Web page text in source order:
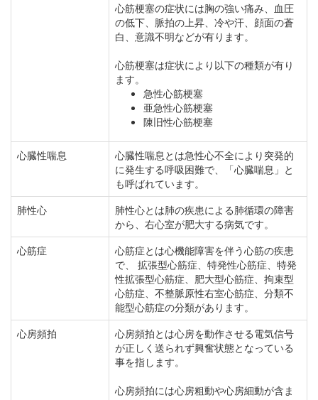
心筋梗塞の症状には胸の強い痛み、血圧
の低下、脈拍の上昇、冷や汗、顔面の蒼
白、意識不明などが有ります。
心筋梗塞は症状により以下の種類が有り
ます。
急性心筋梗塞
亜急性心筋梗塞
陳旧性心筋梗塞
心臓性喘息
心臓性喘息とは急性心不全により突発的
に発生する呼吸困難で、「心臓喘息」と
も呼ばれています。
肺性心
肺性心とは肺の疾患による肺循環の障害
から、右心室が肥大する病気です。
心筋症
心筋症とは心機能障害を伴う心筋の疾患
で、 拡張型心筋症、特発性心筋症、特発
性拡張型心筋症、肥大型心筋症、拘束型
心筋症、不整脈原性右室心筋症、分類不
能型心筋症の分類があります。
心房頻拍
心房頻拍とは心房を動作させる電気信号
が正しく送られず興奮状態となっている
事を指します。
心房頻拍には心房粗動や心房細動が含ま